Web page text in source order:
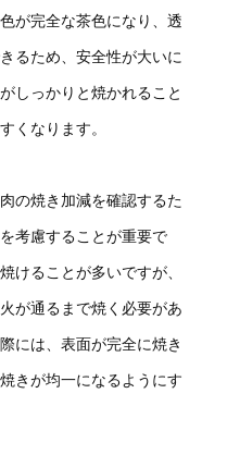
が完全な茶色になり、透
るため、安全性が大いに
しっかりと焼かれること
くなります。
の焼き加減を確認するた
考慮することが重要で
けることが多いですが、
が通るまで焼く必要があ
には、表面が完全に焼き
きが均一になるようにす